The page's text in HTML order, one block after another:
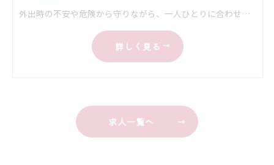
外出時の不安や危険から守りながら、一人ひとりに合わせた安心の外出をサポートしていただきます。
詳しく見る
求人一覧へ